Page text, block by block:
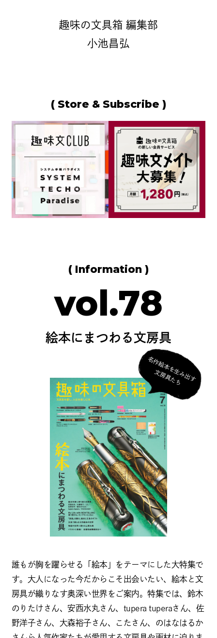
趣味の文具箱 編集部
小池昌弘
( Store & Subscribe )
( Information )
vol.78
絵本にまつわる文房具
名
作
絵
本
を
生
み
出
す
文
房
具
た
ち
誰もが胸を躍らせる「絵本」をテーマにした大特集で
す。大人になった今だからこそ出会いたい、絵本と文
房具が織りなす奥深い世界をご案内。特集では、鈴木
のりたけさん、安西水丸さん、tupera tuperaさん、佐
野洋子さん、大森裕子さん、こたさん、のはなはるか